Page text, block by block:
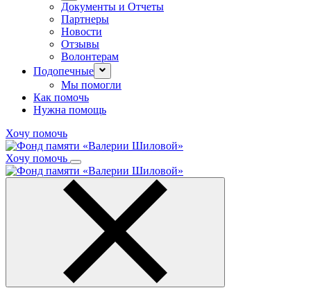
Документы и Отчеты
Партнеры
Новости
Отзывы
Волонтерам
Подопечные
Мы помогли
Как помочь
Нужна помощь
Хочу помочь
Хочу помочь